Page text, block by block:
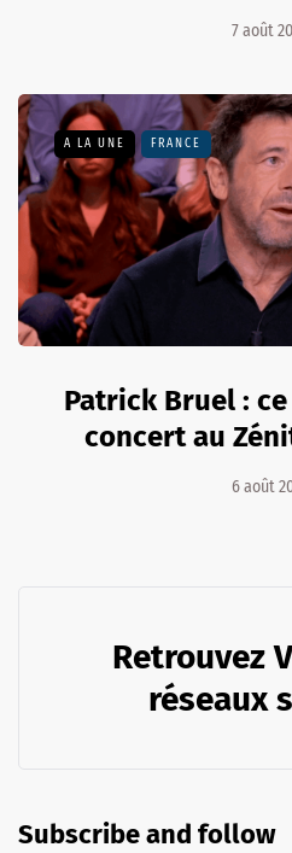
7 août
A LA UNE FRANCE
Patrick Bruel :
concert au
6 août
Retrouvez
réseaux
Subscribe and follow